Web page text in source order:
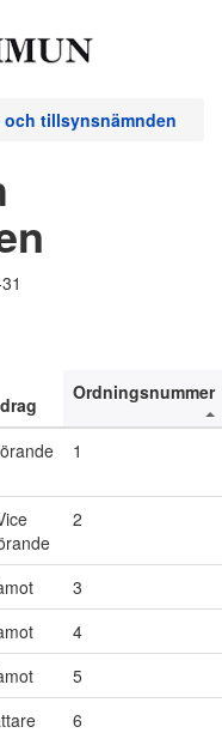
tillsynsnämnden
Ordningsnummer
1
2
3
4
5
6